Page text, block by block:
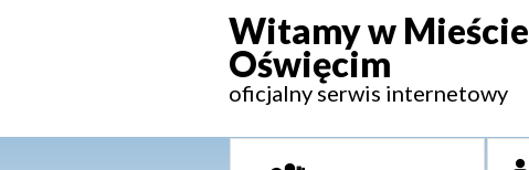
Witamy w Mieście
Oświęcim
oficjalny serwis internetowy